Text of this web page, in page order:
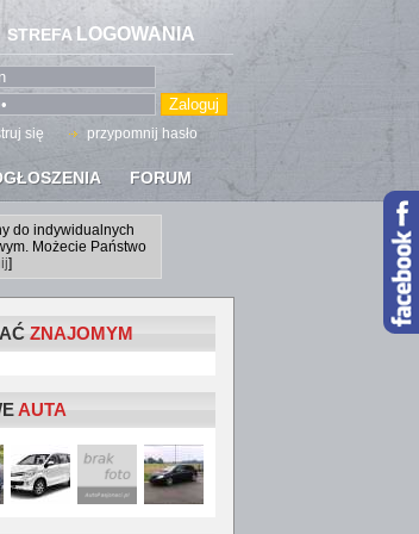
FORUM
STREFA LOGOWANIA
się przypomnij hasło
do indywidualnych
Możecie Państwo
]
ZNAJOMYM
AUTA